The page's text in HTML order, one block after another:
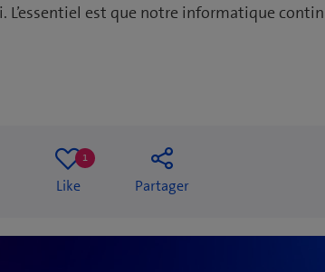
L’essentiel est que notre informatique
Like
1
One
Partager